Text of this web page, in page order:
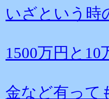
いざという時
1500万円と10
金など有って